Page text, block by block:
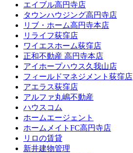
エイブル高円寺店
タウンハウジング高円寺店
リブ・ホーム高円寺本店
リライフ荻窪店
ワイエスホーム荻窪店
正和不動産 高円寺本店
アイホープハウス久我山店
フィールドマネジメント荻窪店
アエラス荻窪店
アルファ丸嶋不動産
ハウスコム
ホームエージェント
ホームメイトFC高円寺店
リロの賃貸
新井建物管理